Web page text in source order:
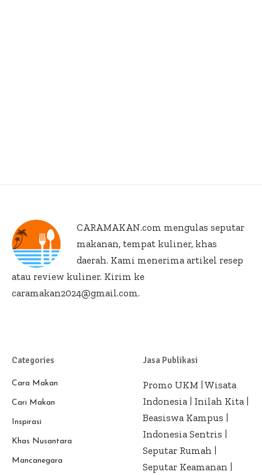
CARAMAKAN.com mengulas seputar
makanan, tempat kuliner, khas
daerah. Kami menerima artikel resep
atau review kuliner. Kirim ke
caramakan2024@gmail.com.
Categories
Cara Makan
Cari Makan
Inspirasi
Khas Nusantara
Mancanegara
Jasa Publikasi
Promo UKM Wisata
Indonesia
Inilah Kita
Beasiswa Kampus
Indonesia Sentris
Seputar Rumah
Seputar Keamanan